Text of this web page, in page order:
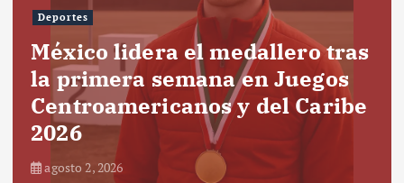
Deportes
México lidera el medallero tras
la primera semana en Juegos
Centroamericanos y del Caribe
2026
agosto 2, 2026